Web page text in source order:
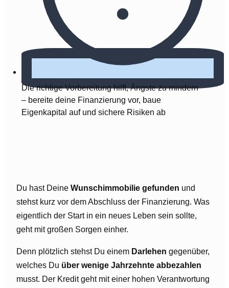
Die richtige Vorbereitung hilft, Ängste zu mindern
– bereite deine Finanzierung vor, baue
Eigenkapital auf und sichere Risiken ab
Du hast Deine Wunschimmobilie gefunden und
stehst kurz vor dem Abschluss der Finanzierung. Was
eigentlich der Start in ein neues Leben sein sollte,
geht mit großen Sorgen einher.
Denn plötzlich stehst Du einem Darlehen gegenüber,
welches Du über wenige Jahrzehnte abbezahlen
musst. Der Kredit geht mit einer hohen Verantwortung